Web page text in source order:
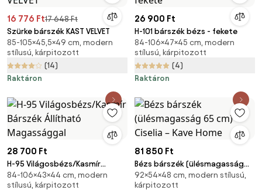
16 776 Ft17 648 Ft
Szürke bárszék KAST VELVET
85-105×45,5×49 cm, modern
stílusú, kárpitozott
(14)
Raktáron
26 900 Ft
H-101 bárszék bézs - fekete
84-106×47×45 cm, modern
stílusú, kárpitozott
(4)
Raktáron
28 700 Ft
H-95 Világosbézs/Kasmír
Bárszék Állítható Magassággal
84-106×43×44 cm, modern
stílusú, kárpitozott
81 850 Ft
Bézs bárszék (ülésmagasság
65 cm) Ciselia – Kave Home
92×54×48 cm, modern stílusú,
kárpitozott